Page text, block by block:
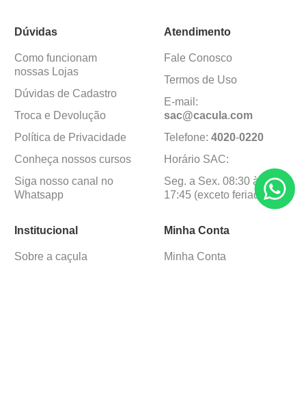
Dúvidas
Como funcionam
nossas Lojas
Dúvidas de Cadastro
Troca e Devolução
Política de Privacidade
Conheça nossos cursos
Siga nosso canal no
Whatsapp
Atendimento
Fale Conosco
Termos de Uso
E-mail:
sac@cacula.com
Telefone: 4020-0220
Horário SAC:
Seg. a Sex. 08:30 às
17:45 (exceto feriados)
Institucional
Sobre a caçula
Minha Conta
Minha Conta